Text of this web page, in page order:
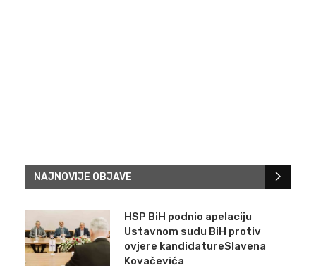
NAJNOVIJE OBJAVE
HSP BiH podnio apelaciju
Ustavnom sudu BiH protiv
ovjere kandidatureSlavena
Kovačevića